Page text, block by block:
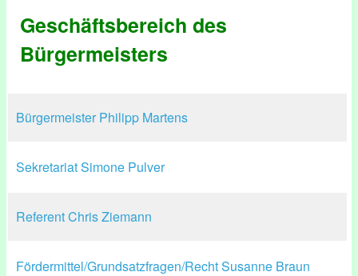
Geschäftsbereich des
Bürgermeisters
Bürgermeister Philipp Martens
Sekretariat Simone Pulver
Referent Chris Ziemann
Fördermittel/Grundsatzfragen/Recht Susanne Braun